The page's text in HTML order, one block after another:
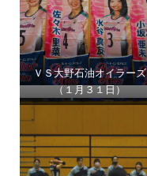
ＶＳ大野石油オイラーズ
（１月３１日）